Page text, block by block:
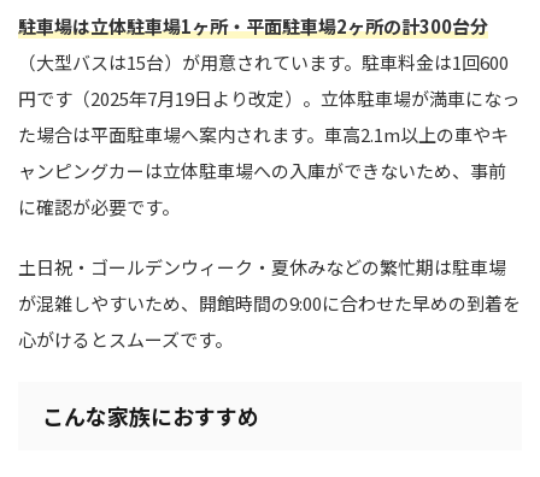
駐車場は立体駐車場1ヶ所・平面駐車場2ヶ所の計300台分
（大型バスは15台）が用意されています。駐車料金は1回600
円です（2025年7月19日より改定）。立体駐車場が満車になっ
た場合は平面駐車場へ案内されます。車高2.1m以上の車やキ
ャンピングカーは立体駐車場への入庫ができないため、事前
に確認が必要です。
土日祝・ゴールデンウィーク・夏休みなどの繁忙期は駐車場
が混雑しやすいため、開館時間の9:00に合わせた早めの到着を
心がけるとスムーズです。
こんな家族におすすめ